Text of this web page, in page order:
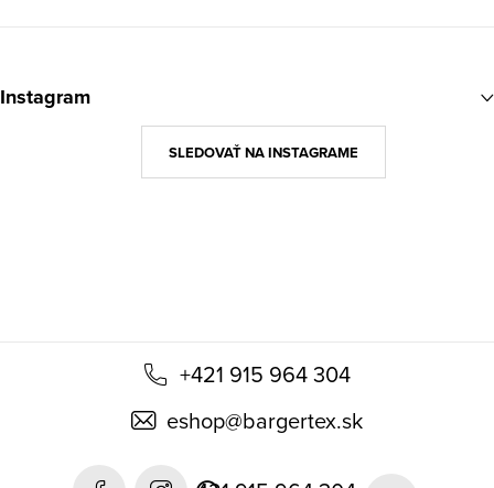
á
+421 915 964 304
eshop@bargertex.sk
Instagram
SLEDOVAŤ NA INSTAGRAME